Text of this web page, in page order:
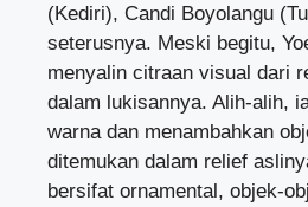
(Kediri), Candi Boyolangu
seterusnya. Meski begitu,
menyalin citraan visual dari
dalam lukisannya. Alih-alih,
warna dan menambahkan
ditemukan dalam relief
bersifat ornamental, objek-